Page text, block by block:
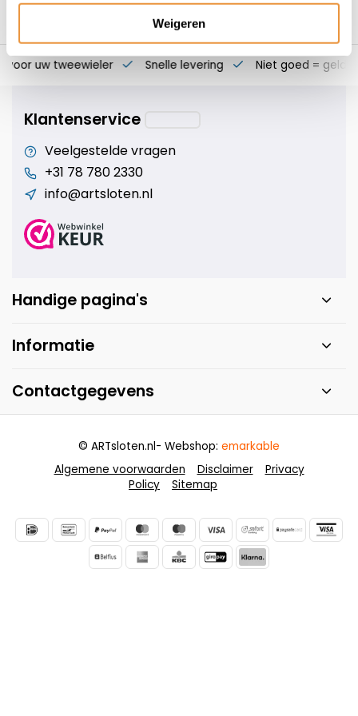
Weigeren
voor uw tweewieler Snelle levering Niet goed = geld
Klantenservice
Veelgestelde vragen
+31 78 780 2330
info@artsloten.nl
Handige pagina's
Informatie
Contactgegevens
Algemene voorwaarden Disclaimer
Privacy
Policy
Sitemap
© ARTsloten.nl- Webshop: emarkable